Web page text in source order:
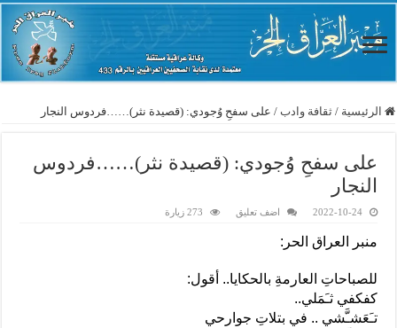
الرئيسية / ثقافة وادب / على سفحِ وُجودي: (قصيدة نثر)……فردوس النجار
على سفحِ وُجودي: (قصيدة نثر)……فردوس
النجار
2022-10-24 اضف تعليق 273 زيارة
منبر العراق الحر:
للصباحاتِ العارمةِ بالحكايا.. أقول:
كفكفي ثـَمَلي..
تـَعَشـَّشي .. في بتلاتِ جوارحي